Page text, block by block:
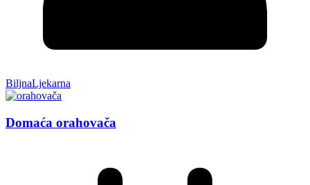
BiljnaLjekarna
Domaća orahovača